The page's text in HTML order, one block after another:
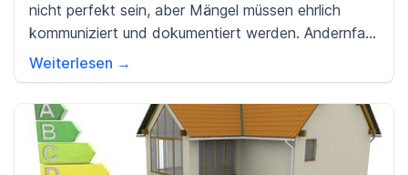
nicht perfekt sein, aber Mängel müssen ehrlich
kommuniziert und dokumentiert werden. Andernfalls
besteht das Risiko eines nachträglichen
Rechtsstreits, der lange dauern und teuer werden
kann.
Weiterlesen →